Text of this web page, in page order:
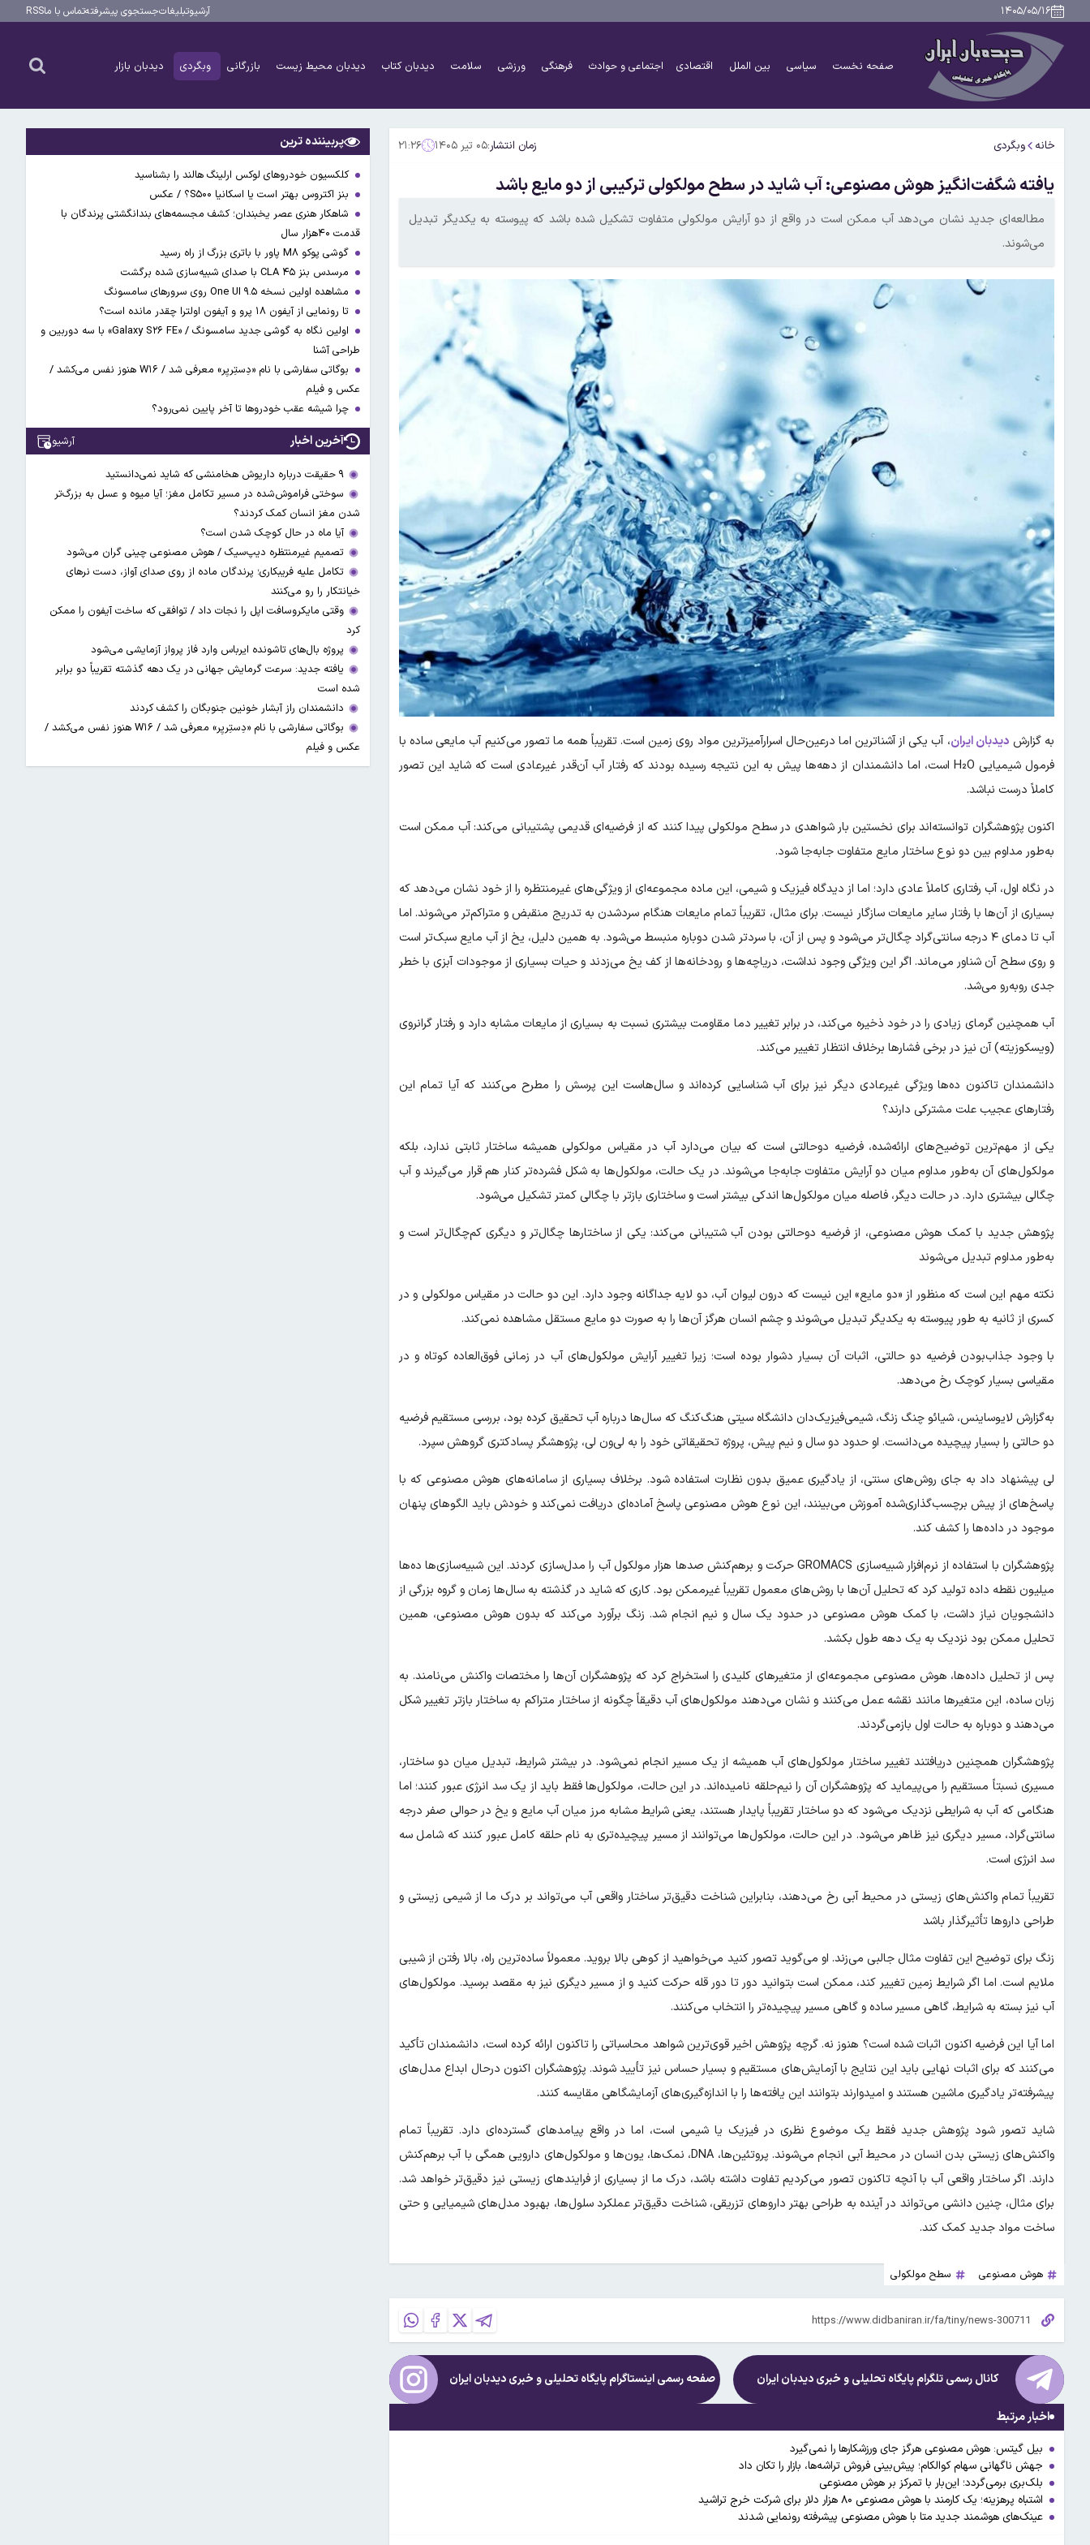
۱۴۰۵/۰۵/۱۶ آرشیوتبلیغاتجستجوی پیشرفتهتماس با ماRSS
صفحه نخست سیاسی بین الملل اقتصادی اجتماعی و حوادث فرهنگی ورزشی سلامت دیدبان کتاب دیدبان محیط زیست بازرگانی وبگردی دیدبان بازار
خانه وبگردی زمان انتشار:۰۵ تیر ۱۴۰۵ ۲۱:۲۶
یافته شگفت‌انگیز هوش مصنوعی: آب شاید در سطح مولکولی ترکیبی از دو مایع باشد
مطالعه‌ای جدید نشان می‌دهد آب ممکن است در واقع از دو آرایش مولکولی متفاوت تشکیل شده باشد که پیوسته به یکدیگر تبدیل
می‌شوند.
به گزارش دیدبان ایران، آب یکی از آشناترین اما درعین‌حال اسرارآمیزترین مواد روی زمین است. تقریباً همه ما تصور می‌کنیم آب مایعی ساده با
فرمول شیمیایی H₂O است، اما دانشمندان از دهه‌ها پیش به این نتیجه رسیده بودند که رفتار آب آن‌قدر غیرعادی است که شاید این تصور
کاملاً درست نباشد.
اکنون پژوهشگران توانسته‌اند برای نخستین بار شواهدی در سطح مولکولی پیدا کنند که از فرضیه‌ای قدیمی پشتیبانی می‌کند: آب ممکن است
به‌طور مداوم بین دو نوع ساختار مایع متفاوت جابه‌جا شود.
در نگاه اول، آب رفتاری کاملاً عادی دارد؛ اما از دیدگاه فیزیک و شیمی، این ماده مجموعه‌ای از ویژگی‌های غیرمنتظره را از خود نشان می‌دهد که
بسیاری از آن‌ها با رفتار سایر مایعات سازگار نیست. برای مثال، تقریباً تمام مایعات هنگام سردشدن به تدریج منقبض و متراکم‌تر می‌شوند. اما
آب تا دمای ۴ درجه سانتی‌گراد چگال‌تر می‌شود و پس از آن، با سردتر شدن دوباره منبسط می‌شود. به همین دلیل، یخ از آب مایع سبک‌تر است
و روی سطح آن شناور می‌ماند. اگر این ویژگی وجود نداشت، دریاچه‌ها و رودخانه‌ها از کف یخ می‌زدند و حیات بسیاری از موجودات آبزی با خطر
جدی روبه‌رو می‌شد.
آب همچنین گرمای زیادی را در خود ذخیره می‌کند، در برابر تغییر دما مقاومت بیشتری نسبت به بسیاری از مایعات مشابه دارد و رفتار گرانروی
(ویسکوزیته) آن نیز در برخی فشارها برخلاف انتظار تغییر می‌کند.
دانشمندان تاکنون ده‌ها ویژگی غیرعادی دیگر نیز برای آب شناسایی کرده‌اند و سال‌هاست این پرسش را مطرح می‌کنند که آیا تمام این
رفتارهای عجیب علت مشترکی دارند؟
یکی از مهم‌ترین توضیح‌های ارائه‌شده، فرضیه دوحالتی است که بیان می‌دارد آب در مقیاس مولکولی همیشه ساختار ثابتی ندارد، بلکه
مولکول‌های آن به‌طور مداوم میان دو آرایش متفاوت جابه‌جا می‌شوند. در یک حالت، مولکول‌ها به شکل فشرده‌تر کنار هم قرار می‌گیرند و آب
چگالی بیشتری دارد. در حالت دیگر، فاصله میان مولکول‌ها اندکی بیشتر است و ساختاری بازتر با چگالی کمتر تشکیل می‌شود.
پژوهش جدید با کمک هوش مصنوعی، از فرضیه دوحالتی بودن آب شتیبانی می‌کند: یکی از ساختارها چگال‌تر و دیگری کم‌چگال‌تر است و
به‌طور مداوم تبدیل می‌شوند
نکته مهم این است که منظور از «دو مایع» این نیست که درون لیوان آب، دو لایه جداگانه وجود دارد. این دو حالت در مقیاس مولکولی و در
کسری از ثانیه به طور پیوسته به یکدیگر تبدیل می‌شوند و چشم انسان هرگز آن‌ها را به صورت دو مایع مستقل مشاهده نمی‌کند.
با وجود جذاب‌بودن فرضیه دو حالتی، اثبات آن بسیار دشوار بوده است؛ زیرا تغییر آرایش مولکول‌های آب در زمانی فوق‌العاده کوتاه و در
مقیاسی بسیار کوچک رخ می‌دهد.
به‌گزارش لایوساینس، شیائو چنگ زنگ، شیمی‌فیزیک‌دان دانشگاه سیتی هنگ‌کنگ که سال‌ها درباره آب تحقیق کرده بود، بررسی مستقیم فرضیه
دو حالتی را بسیار پیچیده می‌دانست. او حدود دو سال و نیم پیش، پروژه تحقیقاتی خود را به لی‌ون لی، پژوهشگر پسادکتری گروهش سپرد.
لی پیشنهاد داد به جای روش‌های سنتی، از یادگیری عمیق بدون نظارت استفاده شود. برخلاف بسیاری از سامانه‌های هوش مصنوعی که با
پاسخ‌های از پیش برچسب‌گذاری‌شده آموزش می‌بینند، این نوع هوش مصنوعی پاسخ آماده‌ای دریافت نمی‌کند و خودش باید الگوهای پنهان
موجود در داده‌ها را کشف کند.
پژوهشگران با استفاده از نرم‌افزار شبیه‌سازی GROMACS حرکت و برهم‌کنش صدها هزار مولکول آب را مدل‌سازی کردند. این شبیه‌سازی‌ها ده‌ها
میلیون نقطه داده تولید کرد که تحلیل آن‌ها با روش‌های معمول تقریباً غیرممکن بود. کاری که شاید در گذشته به سال‌ها زمان و گروه بزرگی از
دانشجویان نیاز داشت، با کمک هوش مصنوعی در حدود یک سال و نیم انجام شد. زنگ برآورد می‌کند که بدون هوش مصنوعی، همین
تحلیل ممکن بود نزدیک به یک دهه طول بکشد.
پس از تحلیل داده‌ها، هوش مصنوعی مجموعه‌ای از متغیرهای کلیدی را استخراج کرد که پژوهشگران آن‌ها را مختصات واکنش می‌نامند. به
زبان ساده، این متغیرها مانند نقشه عمل می‌کنند و نشان می‌دهند مولکول‌های آب دقیقاً چگونه از ساختار متراکم به ساختار بازتر تغییر شکل
می‌دهند و دوباره به حالت اول بازمی‌گردند.
پژوهشگران همچنین دریافتند تغییر ساختار مولکول‌های آب همیشه از یک مسیر انجام نمی‌شود. در بیشتر شرایط، تبدیل میان دو ساختار،
مسیری نسبتاً مستقیم را می‌پیماید که پژوهشگران آن را نیم‌حلقه نامیده‌اند. در این حالت، مولکول‌ها فقط باید از یک سد انرژی عبور کنند؛ اما
هنگامی که آب به شرایطی نزدیک می‌شود که دو ساختار تقریباً پایدار هستند، یعنی شرایط مشابه مرز میان آب مایع و یخ در حوالی صفر درجه
سانتی‌گراد، مسیر دیگری نیز ظاهر می‌شود. در این حالت، مولکول‌ها می‌توانند از مسیر پیچیده‌تری به نام حلقه کامل عبور کنند که شامل سه
سد انرژی است.
تقریباً تمام واکنش‌های زیستی در محیط آبی رخ می‌دهند، بنابراین شناخت دقیق‌تر ساختار واقعی آب می‌تواند بر درک ما از شیمی زیستی و
طراحی داروها تأثیرگذار باشد
زنگ برای توضیح این تفاوت مثال جالبی می‌زند. او می‌گوید تصور کنید می‌خواهید از کوهی بالا بروید. معمولاً ساده‌ترین راه، بالا رفتن از شیبی
ملایم است. اما اگر شرایط زمین تغییر کند، ممکن است بتوانید دور تا دور قله حرکت کنید و از مسیر دیگری نیز به مقصد برسید. مولکول‌های
آب نیز بسته به شرایط، گاهی مسیر ساده و گاهی مسیر پیچیده‌تر را انتخاب می‌کنند.
اما آیا این فرضیه اکنون اثبات شده است؟ هنوز نه. گرچه پژوهش اخیر قوی‌ترین شواهد محاسباتی را تاکنون ارائه کرده است، دانشمندان تأکید
می‌کنند که برای اثبات نهایی باید این نتایج با آزمایش‌های مستقیم و بسیار حساس نیز تأیید شوند. پژوهشگران اکنون درحال ابداع مدل‌های
پیشرفته‌تر یادگیری ماشین هستند و امیدوارند بتوانند این یافته‌ها را با اندازه‌گیری‌های آزمایشگاهی مقایسه کنند.
شاید تصور شود پژوهش جدید فقط یک موضوع نظری در فیزیک یا شیمی است، اما در واقع پیامدهای گسترده‌ای دارد. تقریباً تمام
واکنش‌های زیستی بدن انسان در محیط آبی انجام می‌شوند. پروتئین‌ها، DNA، نمک‌ها، یون‌ها و مولکول‌های دارویی همگی با آب برهم‌کنش
دارند. اگر ساختار واقعی آب با آنچه تاکنون تصور می‌کردیم تفاوت داشته باشد، درک ما از بسیاری از فرایندهای زیستی نیز دقیق‌تر خواهد شد.
برای مثال، چنین دانشی می‌تواند در آینده به طراحی بهتر داروهای تزریقی، شناخت دقیق‌تر عملکرد سلول‌ها، بهبود مدل‌های شیمیایی و حتی
ساخت مواد جدید کمک کند.
هوش مصنوعی سطح مولکولی
کانال رسمی تلگرام پایگاه تحلیلی و خبریدیدبان ایران صفحه رسمی اینستاگرام پایگاه تحلیلی و خبریدیدبان ایران
اخبار مرتبط
بیل گیتس: هوش مصنوعی هرگز جای ورزشکارها را نمی‌گیرد
جهش ناگهانی سهام کوالکام؛ پیش‌بینی فروش تراشه‌ها، بازار را تکان داد
بلک‌بری برمی‌گردد؛ این‌بار با تمرکز بر هوش مصنوعی
اشتباه پرهزینه؛ یک کارمند با هوش مصنوعی ۸۰ هزار دلار برای شرکت خرج تراشید
عینک‌های هوشمند جدید متا با هوش مصنوعی پیشرفته رونمایی شدند
پربیننده ترین
کلکسیون خودروهای لوکس ارلینگ هالند را بشناسید
بنز اکتروس بهتر است یا اسکانیا S۵۰۰؟ / عکس
شاهکار هنری عصر یخبندان؛ کشف مجسمه‌های بندانگشتی‌ پرندگان با
قدمت ۴۰هزار سال
گوشی پوکو M۸ پاور با باتری بزرگ از راه رسید
مرسدس بنز CLA ۴۵ با صدای شبیه‌سازی شده برگشت
مشاهده اولین نسخه One UI ۹.۵ روی سرورهای سامسونگ
تا رونمایی از آیفون ۱۸ پرو و آیفون اولترا چقدر مانده است؟
اولین نگاه به گوشی جدید سامسونگ / «Galaxy S۲۶ FE» با سه دوربین و
طراحی آشنا
بوگاتی سفارشی با نام «دِستِریِر» معرفی شد / W۱۶ هنوز نفس می‌کشد /
عکس و فیلم
چرا شیشه عقب خودروها تا آخر پایین نمی‌رود؟
آخرین اخبار آرشیو
۹ حقیقت درباره داریوش هخامنشی که شاید نمی‌دانستید
سوختی فراموش‌شده در مسیر تکامل مغز؛ آیا میوه و عسل به بزرگ‌تر
شدن مغز انسان کمک کردند؟
آیا ماه در حال کوچک شدن است؟
تصمیم غیرمنتظره دیپ‌سیک / هوش مصنوعی چینی گران می‌شود
تکامل علیه فریبکاری؛ پرندگان ماده از روی صدای آواز، دست نرهای
خیانتکار را رو می‌کنند
وقتی مایکروسافت اپل را نجات داد / توافقی که ساخت آیفون را ممکن
کرد
پروژه بال‌های تاشونده ایرباس وارد فاز پرواز آزمایشی می‌شود
یافته جدید: سرعت گرمایش جهانی در یک دهه گذشته تقریباً دو برابر
شده است
دانشمندان راز آبشار خونین جنوبگان را کشف کردند
بوگاتی سفارشی با نام «دِستِریِر» معرفی شد / W۱۶ هنوز نفس می‌کشد /
عکس و فیلم